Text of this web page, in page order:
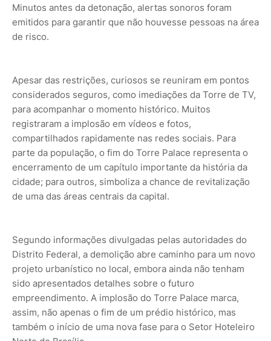
Minutos antes da detonação, alertas sonoros foram
emitidos para garantir que não houvesse pessoas na área
de risco.
Apesar das restrições, curiosos se reuniram em pontos
considerados seguros, como imediações da Torre de TV,
para acompanhar o momento histórico. Muitos
registraram a implosão em vídeos e fotos,
compartilhados rapidamente nas redes sociais. Para
parte da população, o fim do Torre Palace representa o
encerramento de um capítulo importante da história da
cidade; para outros, simboliza a chance de revitalização
de uma das áreas centrais da capital.
Segundo informações divulgadas pelas autoridades do
Distrito Federal, a demolição abre caminho para um novo
projeto urbanístico no local, embora ainda não tenham
sido apresentados detalhes sobre o futuro
empreendimento. A implosão do Torre Palace marca,
assim, não apenas o fim de um prédio histórico, mas
também o início de uma nova fase para o Setor Hoteleiro